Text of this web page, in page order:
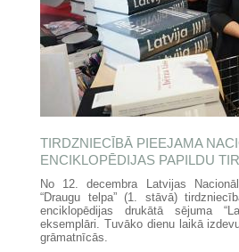
TIRDZNIECĪBĀ PIEEJAMA
ENCIKLOPĒDIJAS PAPILDU
No 12. decembra Latvijas
“Draugu telpa” (1. stāvā)
enciklopēdijas drukātā sējuma
eksemplāri. Tuvāko dienu laikā
grāmatnīcās.